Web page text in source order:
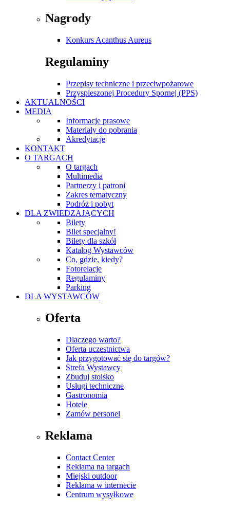
Nagrody
Konkurs Acanthus Aureus
Regulaminy
Przepisy techniczne i przeciwpożarowe
Przyspieszonej Procedury Spornej (PPS)
AKTUALNOŚCI
MEDIA
Informacje prasowe
Materiały do pobrania
Akredytacje
KONTAKT
O TARGACH
O targach
Multimedia
Partnerzy i patroni
Zakres tematyczny
Podróż i pobyt
DLA ZWIEDZAJĄCYCH
Bilety
Bilet specjalny!
Bilety dla szkół
Katalog Wystawców
Co, gdzie, kiedy?
Fotorelacje
Regulaminy
Parking
DLA WYSTAWCÓW
Oferta
Dlaczego warto?
Oferta uczestnictwa
Jak przygotować się do targów?
Strefa Wystawcy
Zbuduj stoisko
Usługi techniczne
Gastronomia
Hotele
Zamów personel
Reklama
Contact Center
Reklama na targach
Miejski outdoor
Reklama w internecie
Centrum wysyłkowe